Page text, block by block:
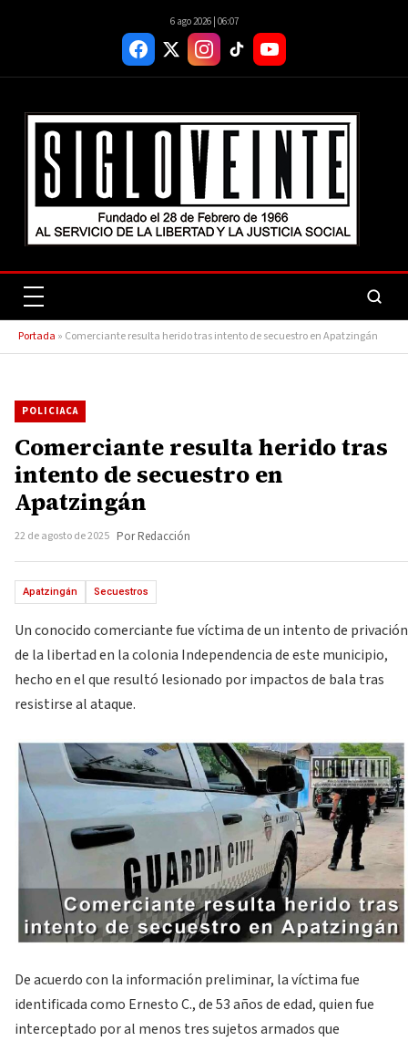
6 ago 2026 | 06:07
Portada » Comerciante resulta herido tras intento de secuestro en Apatzingán
POLICIACA
Comerciante resulta herido tras
intento de secuestro en
Apatzingán
22 de agosto de 2025 Por Redacción
Apatzingán Secuestros
Un conocido comerciante fue víctima de un intento de privación
de la libertad en la colonia Independencia de este municipio,
hecho en el que resultó lesionado por impactos de bala tras
resistirse al ataque.
De acuerdo con la información preliminar, la víctima fue
identificada como Ernesto C., de 53 años de edad, quien fue
interceptado por al menos tres sujetos armados que